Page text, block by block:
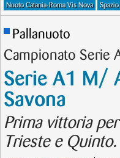
Nuoto Catania-Roma Vis Nova
Pallanuoto
Campionato Serie
Serie A1 M/
Savona
Prima vittoria
Trieste e